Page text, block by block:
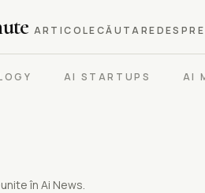
ARTICOLECĂUTAREDESPRE
AI STARTUPS AI
în Ai News.